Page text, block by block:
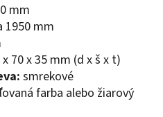
mm
1950 mm
x 70 x 35 mm (d x š x t)
smrekové
farba alebo žiarový